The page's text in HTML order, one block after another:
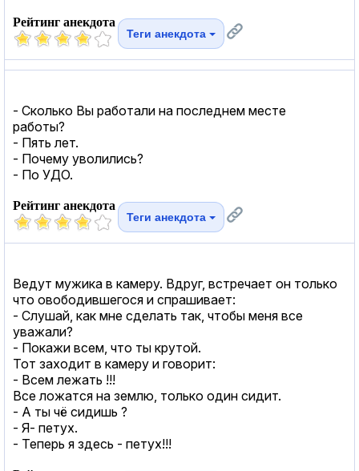
Рейтинг анекдота
Теги анекдота
- Сколько Вы работали на последнем месте
работы?
- Пять лет.
- Почему уволились?
- По УДО.
Рейтинг анекдота
Теги анекдота
Ведут мужика в камеру. Вдруг, встречает он только
что овободившегося и спрашивает:
- Слушай, как мне сделать так, чтобы меня все
уважали?
- Покажи всем, что ты крутой.
Тот заходит в камеру и говорит:
- Всем лежать !!!
Все ложатся на землю, только один сидит.
- А ты чё сидишь ?
- Я- петух.
- Теперь я здесь - петух!!!